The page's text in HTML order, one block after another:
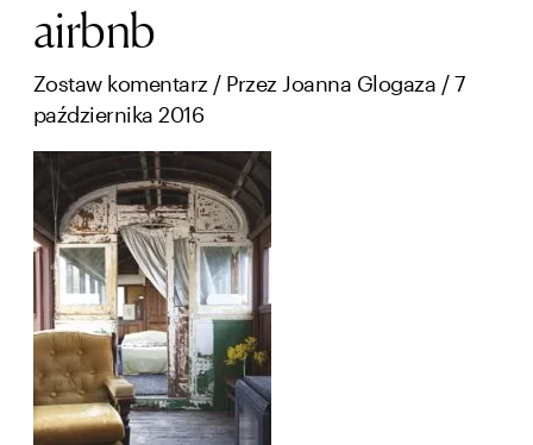
airbnb
Zostaw komentarz / PrzezJoanna Glogaza /7
października 2016